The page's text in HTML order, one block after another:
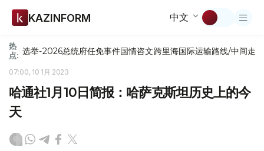
KAZINFORM 中文
热
点: 选举-2026总统府任免事件国情咨文跨里海国际运输路线/中间走廊
07:00, 10 1月 2023
哈通社1月10日简报：哈萨克斯坦历史上的今
天